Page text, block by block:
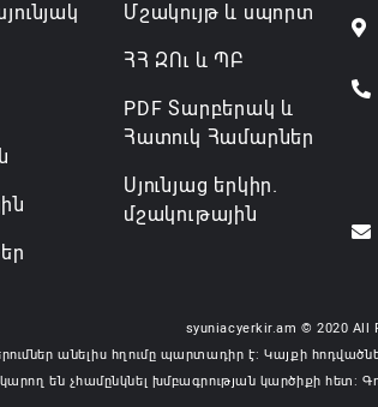
Մշակույթ և սպորտ
ՀՀ ԶՈւ և ՊԲ
PDF Տարբերակ և
Հատուկ Համարներ
Սյունյաց երկիր.
մշակութային
syuniacyerkir.am © 2020 All
անելիս հղումը պարտադիր է: Կայքի
են չհամընկնել խմբագրության կարծիքի հետ: